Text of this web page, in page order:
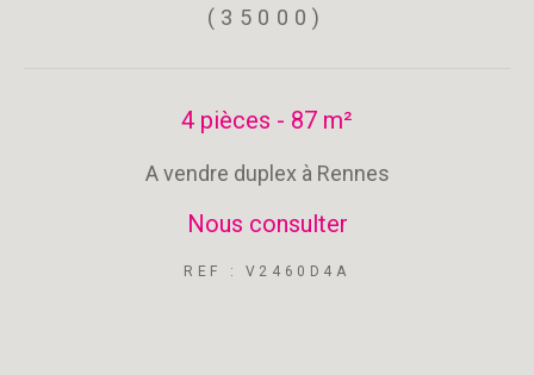
(35000)
4 pièces - 87 m²
A vendre duplex à Rennes
Nous consulter
REF : V2460D4A